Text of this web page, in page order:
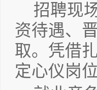
招聘现
资待遇、
取。凭借
定心仪岗位